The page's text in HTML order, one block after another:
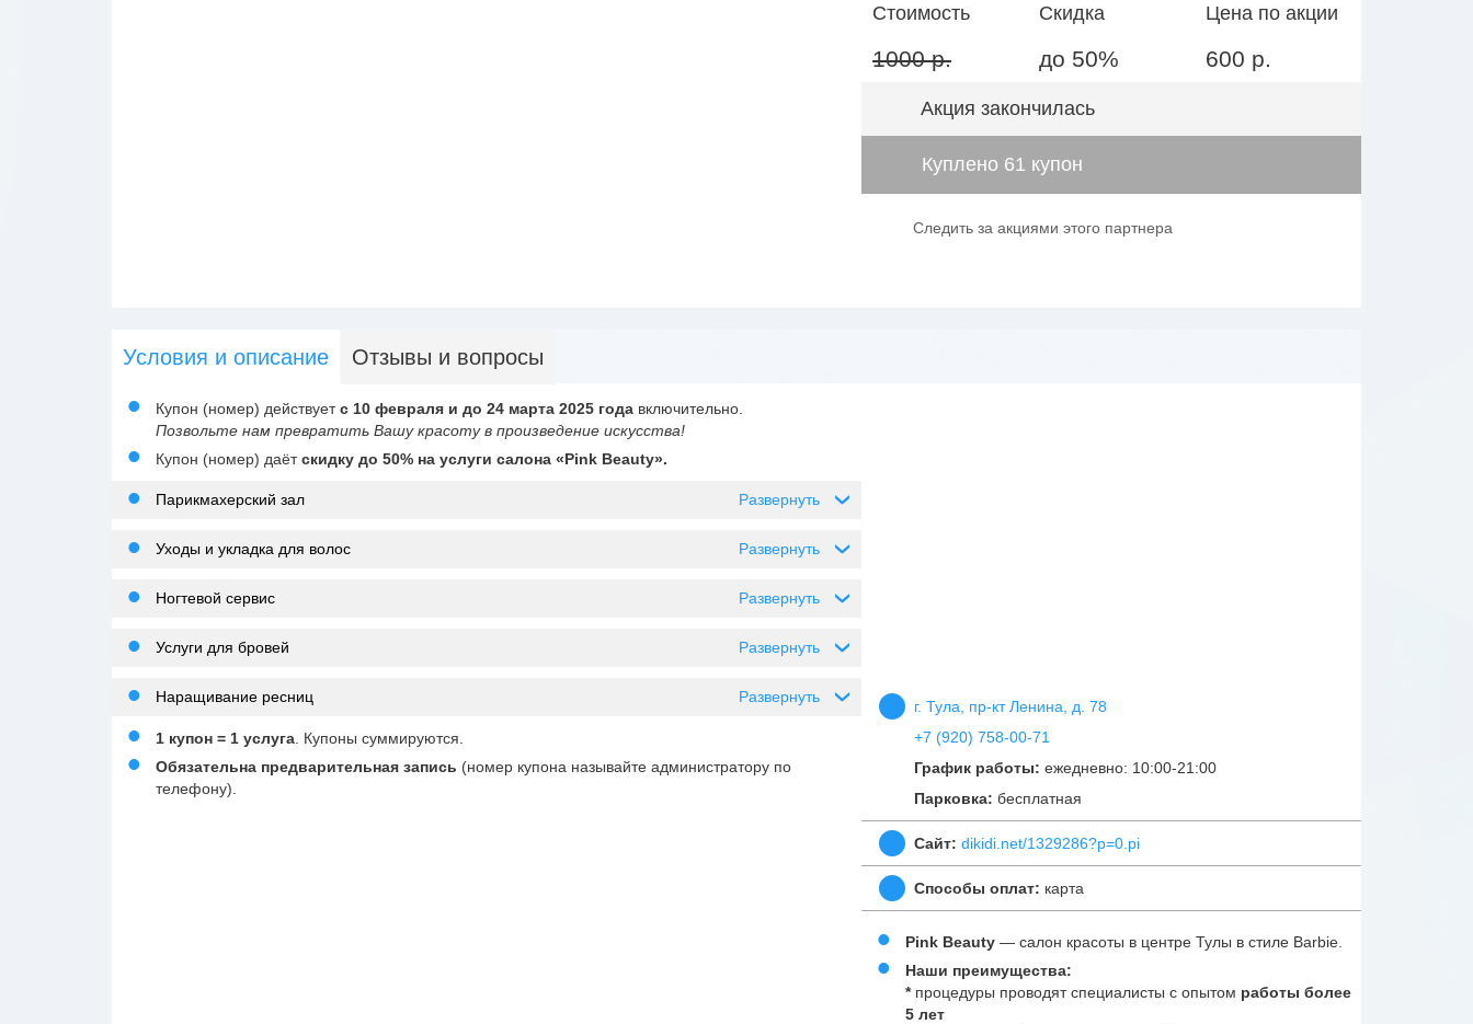
Стоимость
1000 р.
Скидка
до 50%
Цена по акции
600 р.
Акция закончилась
Куплено 61 купон
Следить за акциями этого партнера
Условия и описание Отзывы и вопросы
Купон (номер) действуетс 10 февраля и до 24 марта 2025 года включительно.
Позвольте нам превратить Вашу красоту в произведение искусства!
Купон (номер) даётскидку до 50% на услуги салона «Pink Beauty».
›
Развернуть
Парикмахерский зал
›
Развернуть
Уходы и укладка для волос
›
Развернуть
Ногтевой сервис
›
Развернуть
Услуги для бровей
›
Развернуть
Наращивание ресниц
1 купон = 1 услуга . Купоны суммируются.
Обязательна предварительная запись (номер купона называйте администратору по
телефону).
г. Тула, пр-кт Ленина, д. 78
+7 (920) 758-00-71
График работы: ежедневно: 10:00-21:00
Парковка: бесплатная
Сайт: dikidi.net/1329286?p=0.pi
Способы оплат: карта
Pink Beauty — салон красоты в центре Тулы в стиле Barbie.
Наши преимущества:
* процедуры проводят специалисты с опытом работы более
5 лет